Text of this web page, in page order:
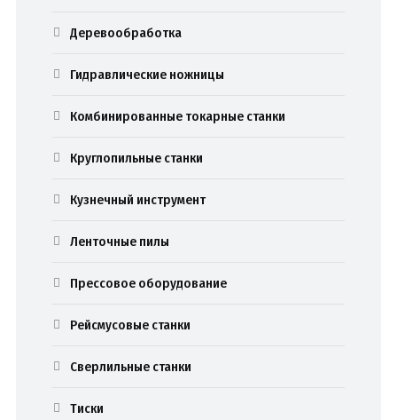
Деревообработка
Гидравлические ножницы
Комбинированные токарные станки
Круглопильные станки
Кузнечный инструмент
Ленточные пилы
Прессовое оборудование
Рейсмусовые станки
Сверлильные станки
Тиски